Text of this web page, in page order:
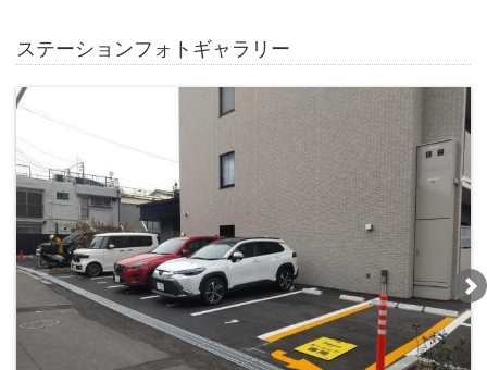
ステーションフォトギャラリー